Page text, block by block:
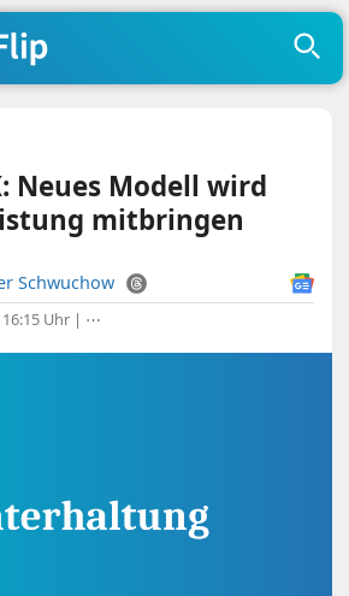
Neues Modell wird
mitbringen
Schwuchow
Uhr | ⋯